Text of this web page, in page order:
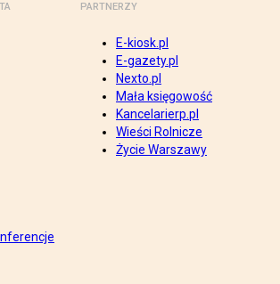
PARTNERZY
E-kiosk.pl
E-gazety.pl
Nexto.pl
Mała księgowość
Kancelarierp.pl
Wieści Rolnicze
Życie Warszawy